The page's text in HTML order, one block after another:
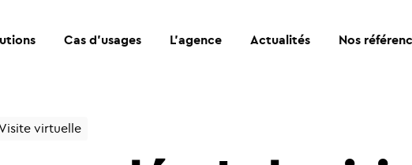
Cas d’usages L’agence Actualités Nos
virtuelle